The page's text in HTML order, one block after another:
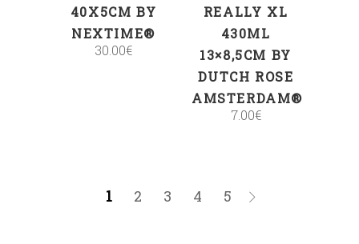
40X5CM BY
NEXTIME®
30.00€
REALLY XL
430ML
13×8,5CM BY
DUTCH ROSE
AMSTERDAM®
7.00€
1 2 3 4 5